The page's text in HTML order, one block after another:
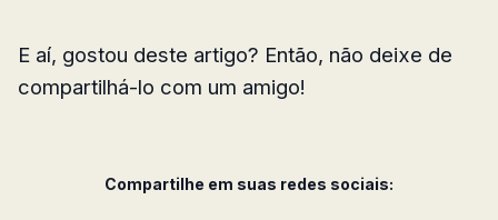
E aí, gostou deste artigo? Então, não deixe de
compartilhá-lo com um amigo!
Compartilhe em suas redes sociais: